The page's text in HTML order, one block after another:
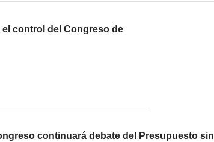
control del Congreso de
continuará debate del Presupuesto sin